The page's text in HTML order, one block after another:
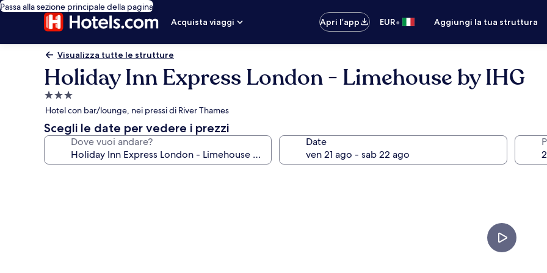
Passa alla sezione principale della pagina
Acquista viaggi
Apri l’app EUR• Aggiungi la tua struttura
Visualizza tutte le strutture
Holiday Inn Express London - Limehouse by IHG
Struttura
a
3.0
stelle
Hotel con bar/lounge, nei pressi di River Thames
Scegli le date per vedere i prezzi
Dove vuoi andare? Date